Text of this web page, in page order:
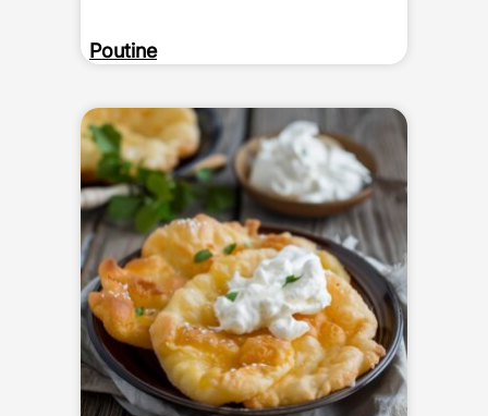
Poutine